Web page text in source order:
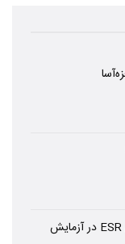
esr چیست ؛ دلایل بالا بودن ESR در آزمایش